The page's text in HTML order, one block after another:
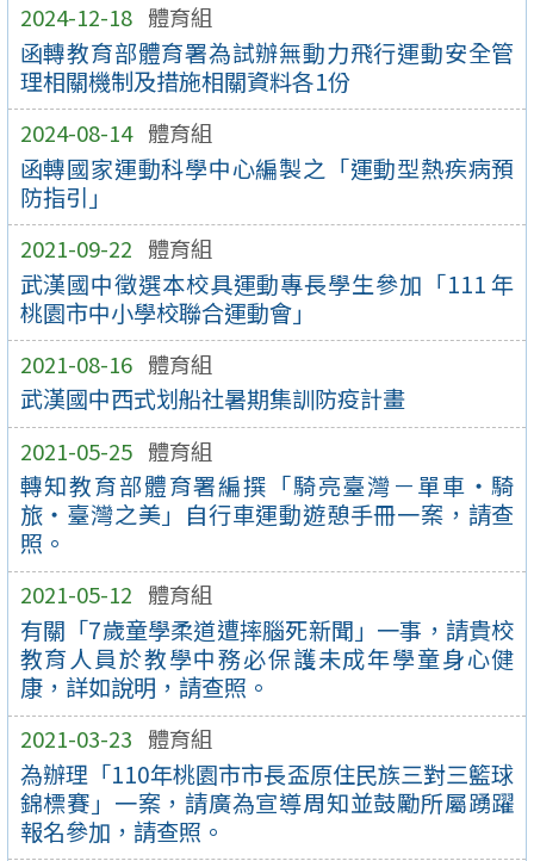
2024-12-18 體育組
函轉教育部體育署為試辦無動力飛行運動安全管
理相關機制及措施相關資料各1份
2024-08-14 體育組
函轉國家運動科學中心編製之「運動型熱疾病預
防指引」
2021-09-22 體育組
武漢國中徵選本校具運動專長學生參加「111 年
桃園市中小學校聯合運動會」
2021-08-16 體育組
武漢國中西式划船社暑期集訓防疫計畫
2021-05-25 體育組
轉知教育部體育署編撰「騎亮臺灣－單車‧騎
旅‧臺灣之美」自行車運動遊憩手冊一案，請查
照。
2021-05-12 體育組
有關「7歲童學柔道遭摔腦死新聞」一事，請貴校
教育人員於教學中務必保護未成年學童身心健
康，詳如說明，請查照。
2021-03-23 體育組
為辦理「110年桃園市市長盃原住民族三對三籃球
錦標賽」一案，請廣為宣導周知並鼓勵所屬踴躍
報名參加，請查照。